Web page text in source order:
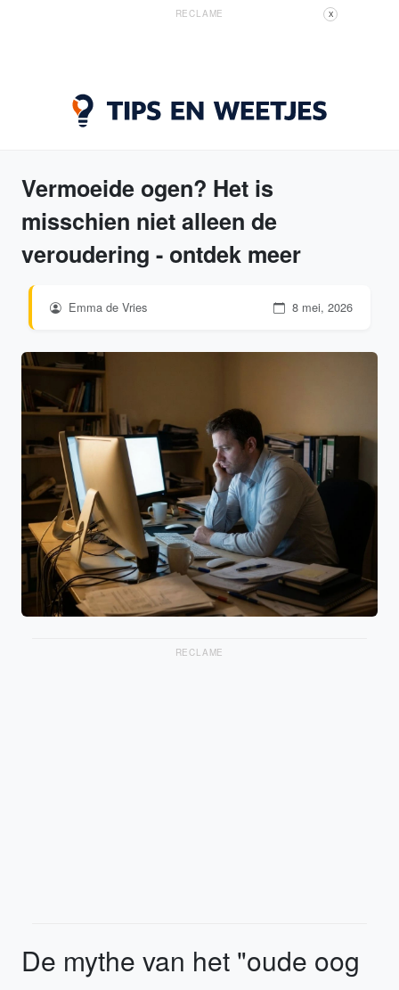
RECLAME X
Vermoeide ogen? Het is
misschien niet alleen de
veroudering - ontdek meer
Emma de Vries 8 mei, 2026
RECLAME
De mythe van het "oude oog